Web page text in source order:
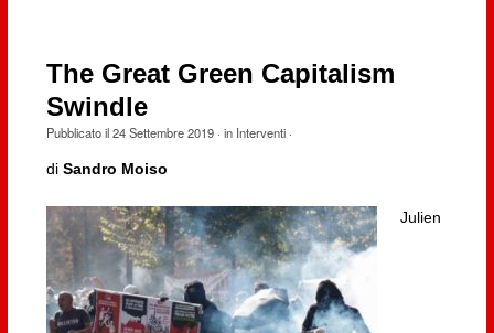
The Great Green Capitalism
Swindle
Pubblicato il24 Settembre 2019· in Interventi·
di Sandro Moiso
Julien